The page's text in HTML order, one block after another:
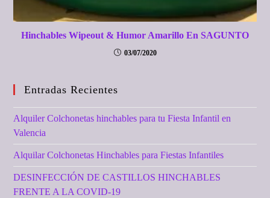
Hinchables Wipeout & Humor Amarillo En SAGUNTO
03/07/2020
Entradas Recientes
Alquiler Colchonetas hinchables para tu Fiesta Infantil en
Valencia
Alquilar Colchonetas Hinchables para Fiestas Infantiles
DESINFECCIÓN DE CASTILLOS HINCHABLES
FRENTE A LA COVID-19